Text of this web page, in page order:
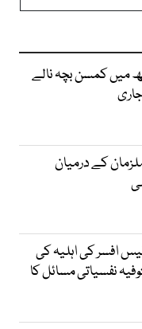
میں کمسن بچہ نالے
کے درمیان
افسر کی اہلیہ کی
نفسیاتی مسائل کا